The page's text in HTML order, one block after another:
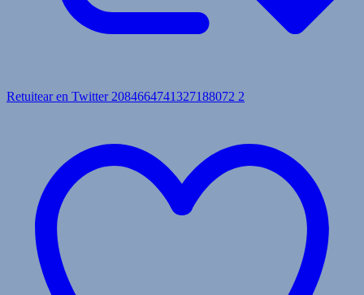
Retuitear en Twitter 2084664741327188072 2